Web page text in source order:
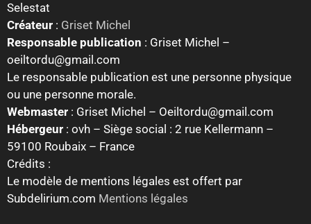
Selestat
Créateur : Griset Michel
Responsable publication : Griset Michel –
oeiltordu@gmail.com
Le responsable publication est une personne physique
ou une personne morale.
Webmaster : Griset Michel – Oeiltordu@gmail.com
Hébergeur : ovh – Siège social : 2 rue Kellermann –
59100 Roubaix – France
Crédits :
Le modèle de mentions légales est offert par
Subdelirium.com Mentions légales